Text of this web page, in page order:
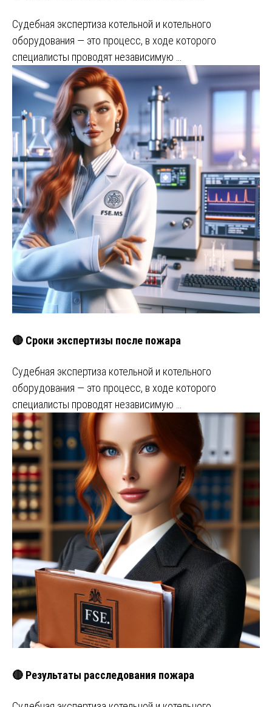
Судебная экспертиза котельной и котельного
оборудования — это процесс, в ходе которого
специалисты проводят независимую …
🔴 Сроки экспертизы после пожара
Судебная экспертиза котельной и котельного
оборудования — это процесс, в ходе которого
специалисты проводят независимую …
🔴 Результаты расследования пожара